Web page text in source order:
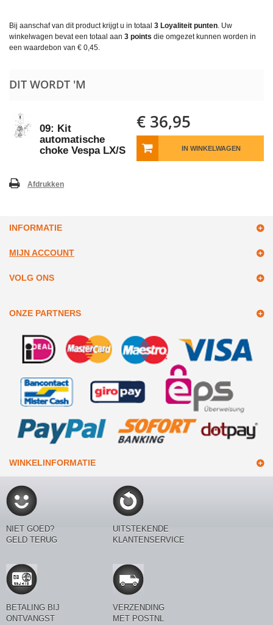
Bij aanschaf van dit product krijgt u in totaal 3 Loyaliteit punten. Uw
winkelwagen bevat een totaal aan 3 points die omgezet kunnen worden in
een waardebon van € 0,45.
DIT WORDT 'M
09: Kit
automatische
choke Vespa LX/S
€ 36,95
IN WINKELWAGEN
Afdrukken
INFORMATIE
MIJN ACCOUNT
VOLG ONS
ONZE PARTNERS
WINKELINFORMATIE
NIET GOED?
GELD TERUG
UITSTEKENDE
KLANTENSERVICE
BETALING BIJ
ONTVANGST
VERZENDING
MET POSTNL